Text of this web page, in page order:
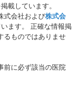
載しています。
式会社および株式会
ます。 正確な情報掲
るものではありませ
前に必ず該当の医院